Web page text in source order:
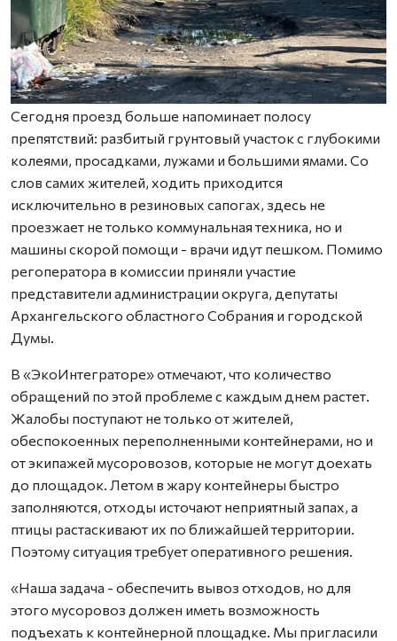
Сегодня проезд больше напоминает полосу
препятствий: разбитый грунтовый участок с глубокими
колеями, просадками, лужами и большими ямами. Со
слов самих жителей, ходить приходится
исключительно в резиновых сапогах, здесь не
проезжает не только коммунальная техника, но и
машины скорой помощи - врачи идут пешком. Помимо
регоператора в комиссии приняли участие
представители администрации округа, депутаты
Архангельского областного Собрания и городской
Думы.
В «ЭкоИнтеграторе» отмечают, что количество
обращений по этой проблеме с каждым днем растет.
Жалобы поступают не только от жителей,
обеспокоенных переполненными контейнерами, но и
от экипажей мусоровозов, которые не могут доехать
до площадок. Летом в жару контейнеры быстро
заполняются, отходы источают неприятный запах, а
птицы растаскивают их по ближайшей территории.
Поэтому ситуация требует оперативного решения.
«Наша задача - обеспечить вывоз отходов, но для
этого мусоровоз должен иметь возможность
подъехать к контейнерной площадке. Мы пригласили